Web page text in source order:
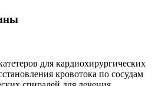
для кардиохирургических
кровотока по сосудам